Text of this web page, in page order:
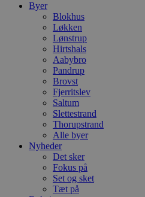
Byer
Blokhus
Løkken
Lønstrup
Hirtshals
Aabybro
Pandrup
Brovst
Fjerritslev
Saltum
Slettestrand
Thorupstrand
Alle byer
Nyheder
Det sker
Fokus på
Set og sket
Tæt på